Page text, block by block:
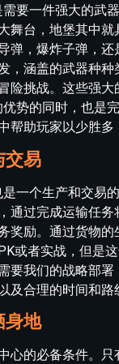
要一件强大的武
舞台，地堡其中就
弹，爆炸子弹，还
，涵盖的武器种种
险挑战。这些强大
势的同时，也是
帮助玩家以少胜多
交易
一个生产和交易
通过完成运输任务
奖励。通过货物的
或者实战，但是
要我们的战略部署
及合理的时间和路
身地
心的必备条件。只